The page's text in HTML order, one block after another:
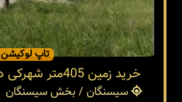
تاپ لوکیشن
خرید زمین 405متر شهرکی در نوشهر سیسنگان
سیسنگان / بخش سیسنگان